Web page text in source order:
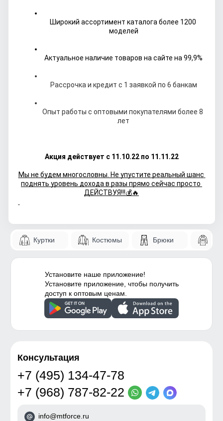
Широкий ассортимент каталога более 1200
моделей
Актуальное наличие товаров на сайте на 99,9%
Рассрочка и кредит с 1 заявкой по 6 банкам
Опыт работы с оптовыми покупателями более 8
лет
Акция действует с 11.10.22 по 11.11.22
Мы не будем многословны. Не упустите реальный шанс
поднять уровень дохода в разы прямо сейчас просто
ДЕЙСТВУЯ!!!💰🔥
Куртки Костюмы Брюки
Установите наше приложение!
Установите приложение, чтобы получить
доступ к оптовым ценам.
Консультация
+7 (495) 134-47-78
+7 (968) 787-82-22
info@mtforce.ru